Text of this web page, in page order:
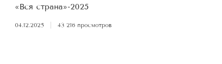
«Вся страна»-2025
04.12.2025 43 216 просмотров